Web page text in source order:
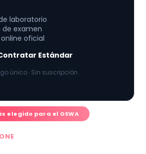
laboratorio
de examen
oficial
Estándar
único · Sin suscripción
elegido para el OSWA